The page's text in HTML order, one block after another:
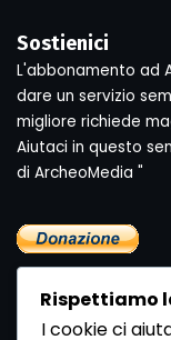
Sostienici
L'abbonamento ad
dare un servizio
migliore richiede
Aiutaci in questo
di ArcheoMedia "
Rispettiamo
I cookie ci